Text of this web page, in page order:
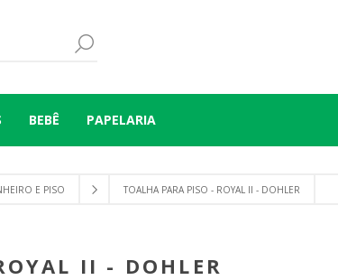
BEBÊ PAPELARIA
E PISO TOALHA PARA PISO - ROYAL II - DOHLER
II - DOHLER